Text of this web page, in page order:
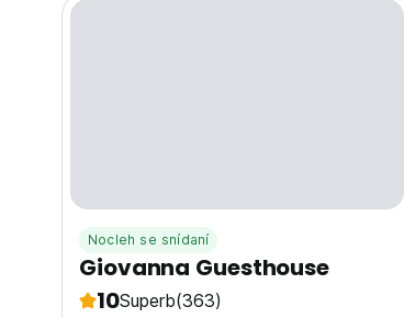
Nocleh se snídaní
Giovanna Guesthouse
10Superb(363)